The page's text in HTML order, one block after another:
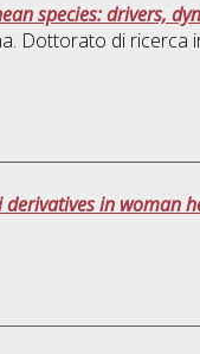
species: drivers,
Dottorato di ricerca
in woman